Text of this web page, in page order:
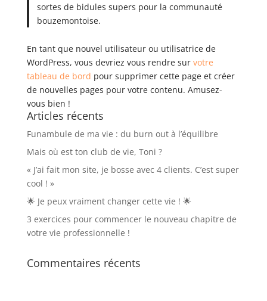
sortes de bidules supers pour la communauté
bouzemontoise.
En tant que nouvel utilisateur ou utilisatrice de
WordPress, vous devriez vous rendre sur votre
tableau de bord pour supprimer cette page et créer
de nouvelles pages pour votre contenu. Amusez-
vous bien !
Articles récents
Funambule de ma vie : du burn out à l’équilibre
Mais où est ton club de vie, Toni ?
« J’ai fait mon site, je bosse avec 4 clients. C’est super
cool ! »
🌟 Je peux vraiment changer cette vie ! 🌟
3 exercices pour commencer le nouveau chapitre de
votre vie professionnelle !
Commentaires récents